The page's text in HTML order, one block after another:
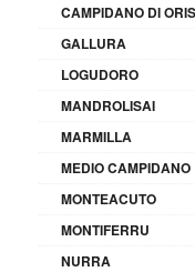
CAMPIDANO DI
GALLURA
LOGUDORO
MANDROLISAI
MARMILLA
MEDIO CAMPIDANO
MONTEACUTO
MONTIFERRU
NURRA